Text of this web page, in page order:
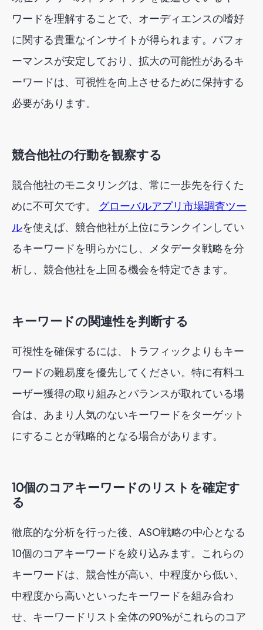
ワードを理解することで、オーディエンスの嗜好
に関する貴重なインサイトが得られます。パフォ
ーマンスが安定しており、拡大の可能性があるキ
ーワードは、可視性を向上させるために保持する
必要があります。
競合他社の行動を観察する
競合他社のモニタリングは、常に一歩先を行くた
めに不可欠です。 グローバルアプリ市場調査ツー
ルを使えば、競合他社が上位にランクインしてい
るキーワードを明らかにし、メタデータ戦略を分
析し、競合他社を上回る機会を特定できます。
キーワードの関連性を判断する
可視性を確保するには、トラフィックよりもキー
ワードの難易度を優先してください。特に有料ユ
ーザー獲得の取り組みとバランスが取れている場
合は、あまり人気のないキーワードをターゲット
にすることが戦略的となる場合があります。
10個のコアキーワードのリストを確定す
る
徹底的な分析を行った後、ASO戦略の中心となる
10個のコアキーワードを絞り込みます。これらの
キーワードは、競合性が高い、中程度から低い、
中程度から高いといったキーワードを組み合わ
せ、キーワードリスト全体の90%がこれらのコア